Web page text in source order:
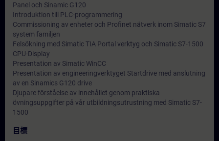
Panel och Sinamic G120
Introduktion till PLC-programmering
Commissioning av enheter och Profinet nätverk inom Simatic S7
system familjen
Felsökning med Simatic TIA Portal verktyg och Simatic S7-1500
CPU-Display
Presentation av Simatic WinCC
Presentation av engineeringverktyget Startdrive med anslutning
av en Sinamics G120 drive
Djupare förståelse av innehållet genom praktiska
övningsuppgifter på vår utbildningsutrustning med Simatic S7-
1500
目標